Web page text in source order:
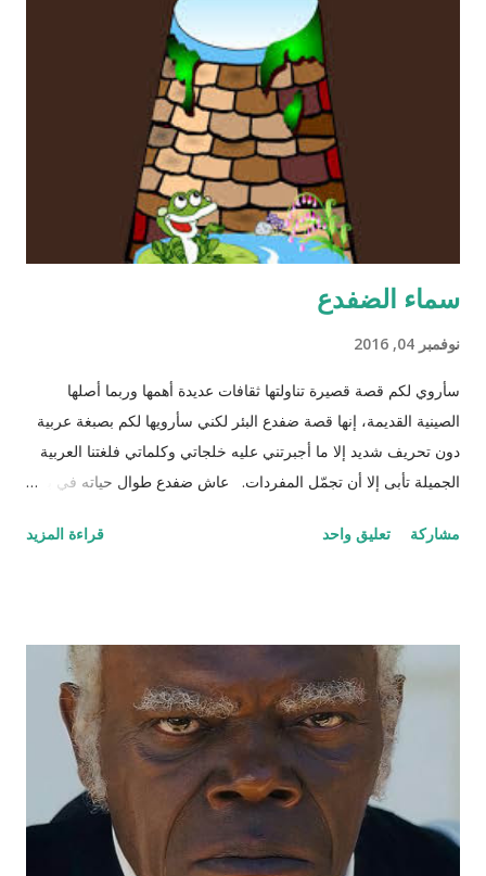
سماء الضفدع
نوفمبر 04, 2016
سأروي لكم قصة قصيرة تناولتها ثقافات عديدة أهمها وربما أصلها
الصينية القديمة، إنها قصة ضفدع البئر لكني سأرويها لكم بصبغة عربية
دون تحريف شديد إلا ما أجبرتني عليه خلجاتي وكلماتي فلغتنا العربية
الجميلة تأبى إلا أن تجمّل المفردات. عاش ضفدع طوال حياته في بئر
وجمال السحاب وهو يمر مشكلاً لوحات بيضاء سريعة وبطيئة مثل
الضفدع. قالت السلحفاة : "كيف أنت اليوم أيها الضفدع؟" رد عليها وقد
نفخ أوداجه واخضر خضاره وقال: "أنا كما ترين أسبح في هذا الماء
الراكد الساكن الهادئ أمتع ناظري في الموج الذي أفتعله على مزاجي
وقدر حجمي وعندي من البيوت بعدد الحفر المنتشرة في جوانب البئر،
أختبئ فيها من المطر وكلما ارتفع منسوب الماء اعتليت بيتا (حفرة)
أعلى. طعامي كما تعلمين حشرات تائهة جذبها الماء الداكن ورائحته
المعتقة، تعالي واستمتعي معي لأخبرك عن تجارب...
مشاركة تعليق واحد قراءة المزيد